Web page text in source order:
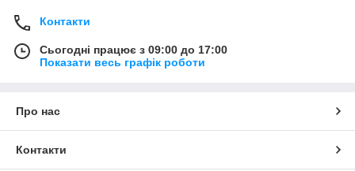
Контакти
Сьогодні працює з 09:00 до 17:00
Показати весь графік роботи
Про нас
Контакти